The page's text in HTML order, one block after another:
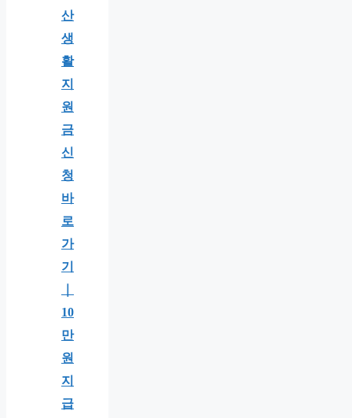
산
생
활
지
원
금
신
청
바
로
가
기
10
만
원
지
급